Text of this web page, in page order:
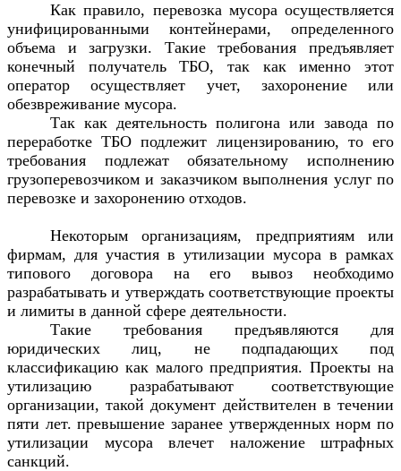
Как правило, перевозка мусора осуществляется
унифицированными контейнерами, определенного
объема и загрузки. Такие требования предъявляет
конечный получатель ТБО, так как именно этот
оператор осуществляет учет, захоронение или
обезвреживание мусора.
Так как деятельность полигона или завода по
переработке ТБО подлежит лицензированию, то его
требования подлежат обязательному исполнению
грузоперевозчиком и заказчиком выполнения услуг по
перевозке и захоронению отходов.
Некоторым организациям, предприятиям или
фирмам, для участия в утилизации мусора в рамках
типового договора на его вывоз необходимо
разрабатывать и утверждать соответствующие проекты
и лимиты в данной сфере деятельности.
Такие требования предъявляются для
юридических лиц, не подпадающих под
классификацию как малого предприятия. Проекты на
утилизацию разрабатывают соответствующие
организации, такой документ действителен в течении
пяти лет. превышение заранее утвержденных норм по
утилизации мусора влечет наложение штрафных
санкций.